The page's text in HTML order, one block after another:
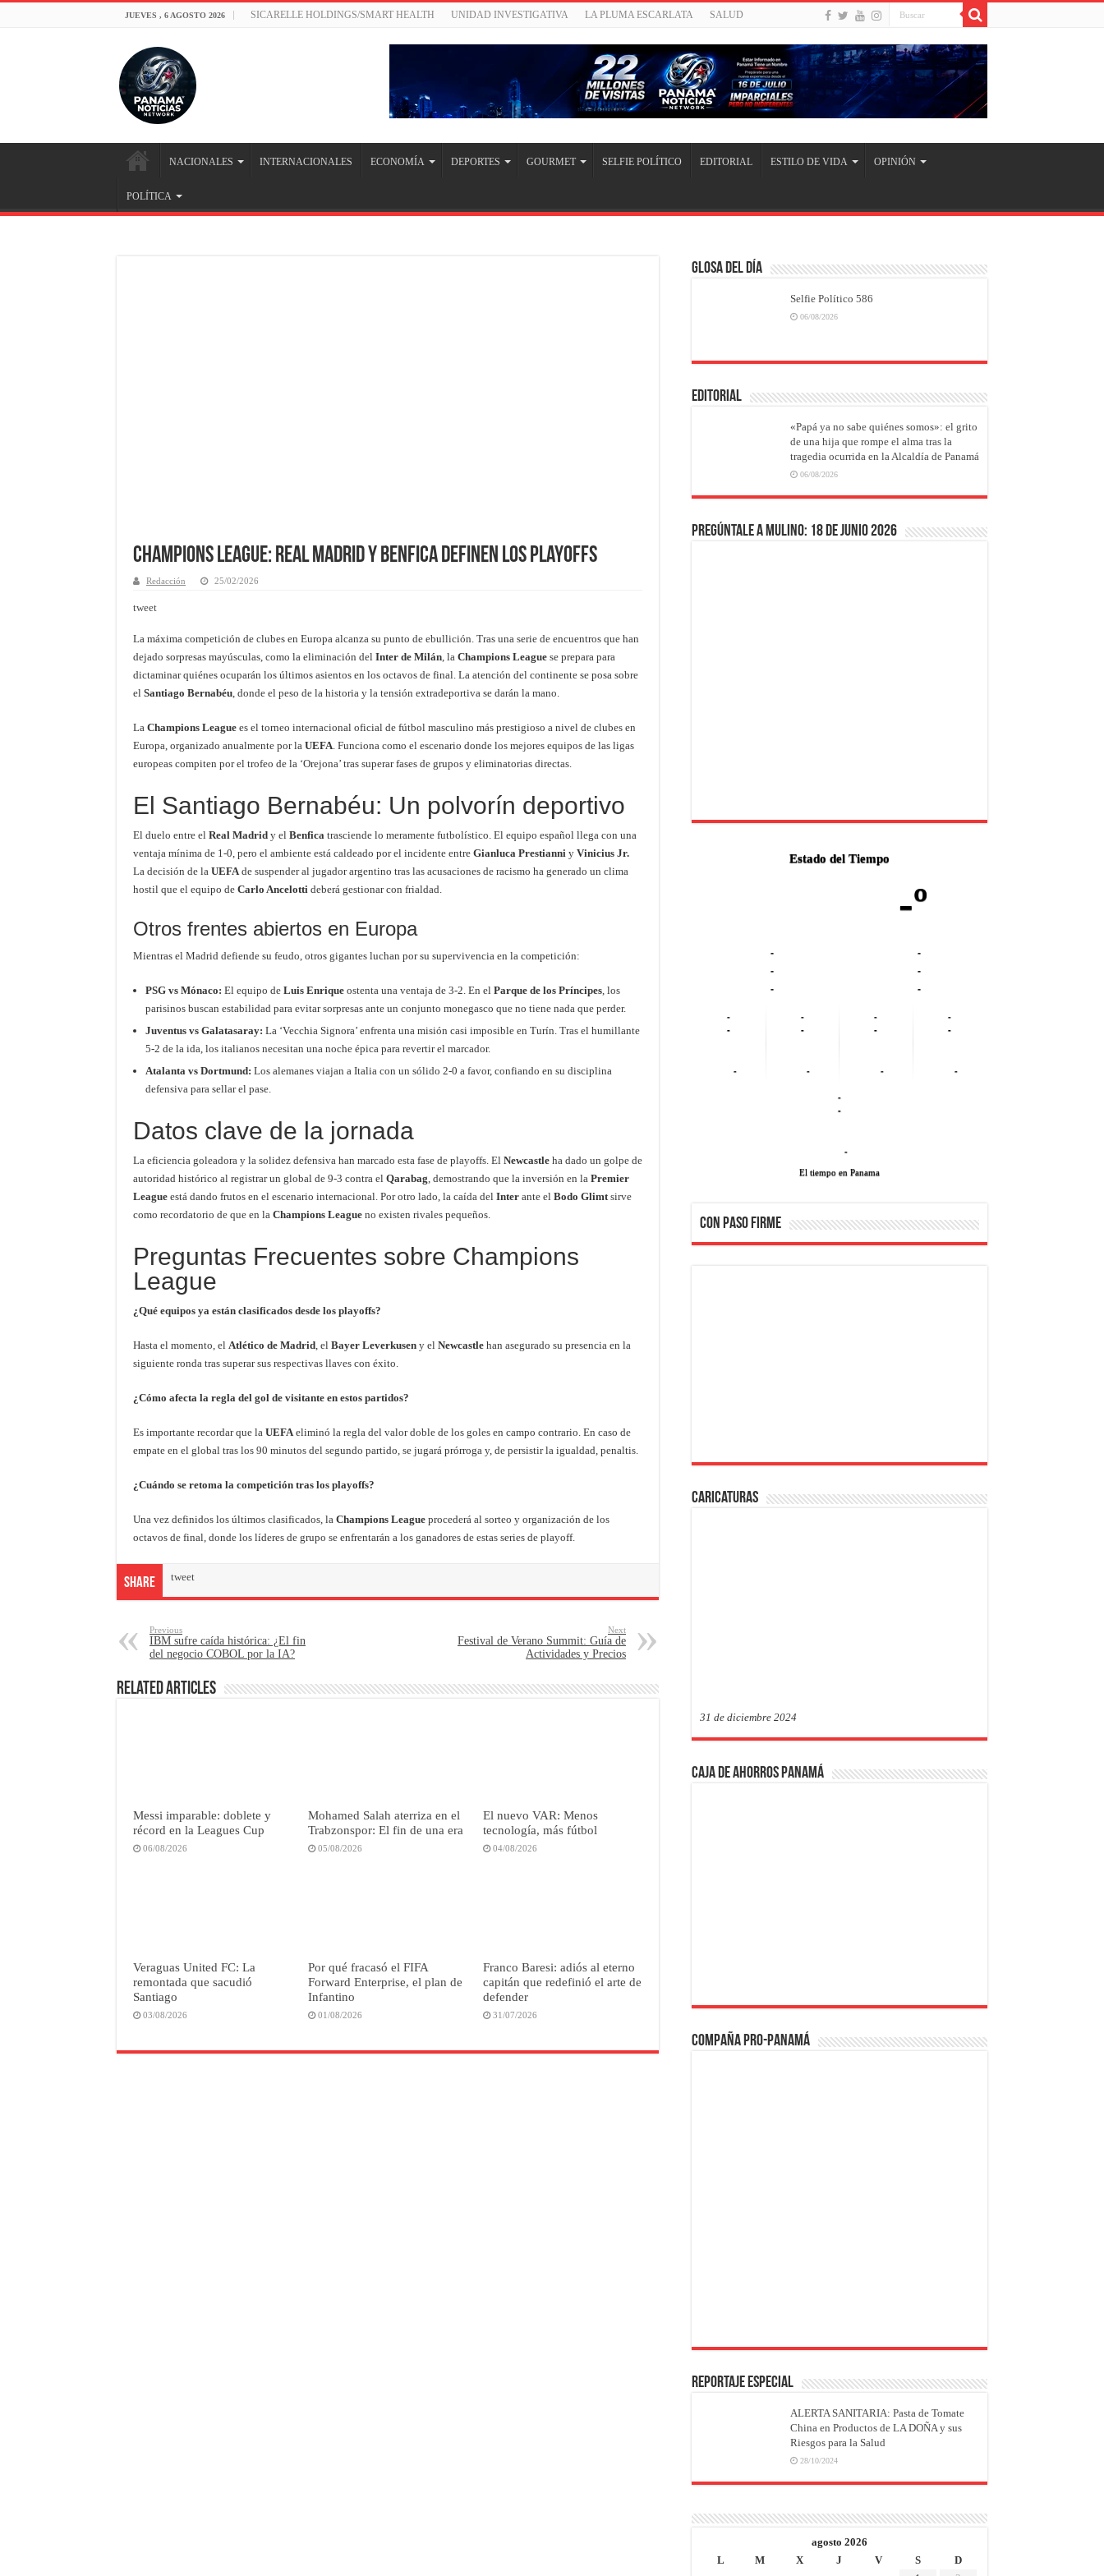
JUEVES , 6 AGOSTO 2026 SICARELLE HOLDINGS/SMART HEALTH UNIDAD INVESTIGATIVA LA PLUMA ESCARLATA SALUD
NACIONALES INTERNACIONALES ECONOMÍA DEPORTES GOURMET SELFIE POLÍTICO EDITORIAL ESTILO DE VIDA OPINIÓN
POLÍTICA
Champions League: Real Madrid y Benfica definen los Playoffs
Redacción 25/02/2026
tweet
La máxima competición de clubes en Europa alcanza su punto de ebullición. Tras una serie de encuentros que han
dejado sorpresas mayúsculas, como la eliminación del Inter de Milán , la Champions League se prepara para
dictaminar quiénes ocuparán los últimos asientos en los octavos de final. La atención del continente se posa sobre
el Santiago Bernabéu , donde el peso de la historia y la tensión extradeportiva se darán la mano.
La Champions League es el torneo internacional oficial de fútbol masculino más prestigioso a nivel de clubes en
Europa, organizado anualmente por la UEFA . Funciona como el escenario donde los mejores equipos de las ligas
europeas compiten por el trofeo de la ‘Orejona’ tras superar fases de grupos y eliminatorias directas.
El Santiago Bernabéu: Un polvorín deportivo
El duelo entre el Real Madrid y el Benfica trasciende lo meramente futbolístico. El equipo español llega con una
ventaja mínima de 1-0, pero el ambiente está caldeado por el incidente entre Gianluca Prestianni y Vinicius Jr.
La decisión de la UEFA de suspender al jugador argentino tras las acusaciones de racismo ha generado un clima
hostil que el equipo de Carlo Ancelotti deberá gestionar con frialdad.
Otros frentes abiertos en Europa
Mientras el Madrid defiende su feudo, otros gigantes luchan por su supervivencia en la competición:
PSG vs Mónaco: El equipo de Luis Enrique ostenta una ventaja de 3-2. En el Parque de los Príncipes , los
parisinos buscan estabilidad para evitar sorpresas ante un conjunto monegasco que no tiene nada que perder.
Juventus vs Galatasaray: La ‘Vecchia Signora’ enfrenta una misión casi imposible en Turín. Tras el humillante
5-2 de la ida, los italianos necesitan una noche épica para revertir el marcador.
Atalanta vs Dortmund: Los alemanes viajan a Italia con un sólido 2-0 a favor, confiando en su disciplina
defensiva para sellar el pase.
Datos clave de la jornada
La eficiencia goleadora y la solidez defensiva han marcado esta fase de playoffs. El Newcastle ha dado un golpe de
autoridad histórico al registrar un global de 9-3 contra el Qarabag , demostrando que la inversión en la Premier
League está dando frutos en el escenario internacional. Por otro lado, la caída del Inter ante el Bodo Glimt sirve
como recordatorio de que en la Champions League no existen rivales pequeños.
Preguntas Frecuentes sobre Champions
League
¿Qué equipos ya están clasificados desde los playoffs?
Hasta el momento, el Atlético de Madrid , el Bayer Leverkusen y el Newcastle han asegurado su presencia en la
siguiente ronda tras superar sus respectivas llaves con éxito.
¿Cómo afecta la regla del gol de visitante en estos partidos?
Es importante recordar que la UEFA eliminó la regla del valor doble de los goles en campo contrario. En caso de
empate en el global tras los 90 minutos del segundo partido, se jugará prórroga y, de persistir la igualdad, penaltis.
¿Cuándo se retoma la competición tras los playoffs?
Una vez definidos los últimos clasificados, la Champions League procederá al sorteo y organización de los
octavos de final, donde los líderes de grupo se enfrentarán a los ganadores de estas series de playoff.
Share tweet
Previous
IBM sufre caída histórica: ¿El fin
del negocio COBOL por la IA?
Next
Festival de Verano Summit: Guía de
Actividades y Precios
Related Articles
Messi imparable: doblete y
récord en la Leagues Cup
06/08/2026
Mohamed Salah aterriza en el
Trabzonspor: El fin de una era
05/08/2026
El nuevo VAR: Menos
tecnología, más fútbol
04/08/2026
Veraguas United FC: La
remontada que sacudió
Santiago
03/08/2026
Por qué fracasó el FIFA
Forward Enterprise, el plan de
Infantino
01/08/2026
Franco Baresi: adiós al eterno
capitán que redefinió el arte de
defender
31/07/2026
Glosa del Día
Selfie Político 586
06/08/2026
EDITORIAL
«Papá ya no sabe quiénes somos»: el grito
de una hija que rompe el alma tras la
tragedia ocurrida en la Alcaldía de Panamá
06/08/2026
Pregúntale a Mulino: 18 de junio 2026
Estado del Tiempo
-º
-
-
-
-
-
-
-
-
-
-
-
-
-
-
-
-
-
-
-
-
-
El tiempo en Panama
CON PASO FIRME
Caricaturas
31 de diciembre 2024
Caja de Ahorros Panamá
Compaña PRO-Panamá
REPORTAJE ESPECIAL
ALERTA SANITARIA: Pasta de Tomate
China en Productos de LA DOÑA y sus
Riesgos para la Salud
28/10/2024
agosto 2026
L
M X J V S
D